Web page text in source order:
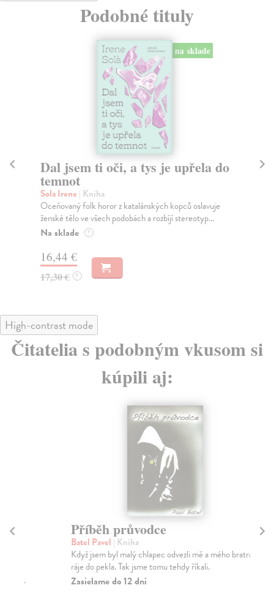
Podobné tituly
na sklade
Dal jsem ti oči, a tys je upřela do
temnot
Sola Irene| Kniha
Oceňovaný folk horor z katalánských kopců oslavuje
ženské tělo ve všech podobách a rozbíjí stereotyp...
Na sklade ?
16,44 €
17,30 € ?
High-contrast mode
Čitatelia s podobným vkusom si
kúpili aj:
Příběh průvodce
Batel Pavel| Kniha
Když jsem byl malý chlapec odvezli mě a mého bratra z
ráje do pekla. Tak jsme tomu tehdy říkali.
Zasielame do 12 dní